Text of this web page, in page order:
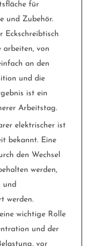
für
und Zubehör.
Eckschreibtisch
arbeiten, von
an den
und die
ist ein
Arbeitstag.
elektrischer ist
bekannt. Eine
den Wechsel
werden,
und
werden.
wichtige Rolle
und der
vor